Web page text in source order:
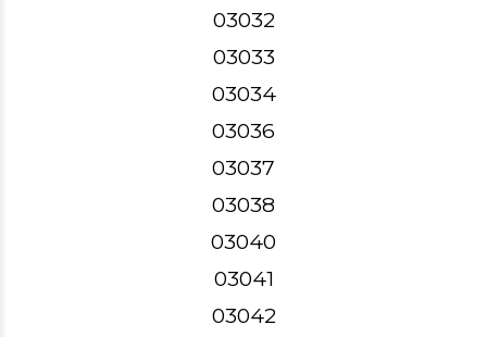
03032
03033
03034
03036
03037
03038
03040
03041
03042